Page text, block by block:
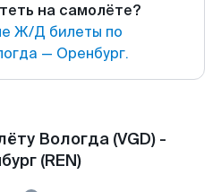
на самолёте?
Ж/Д билеты по
— Оренбург.
Вологда (VGD) -
(REN)